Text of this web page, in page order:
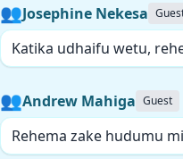
👥Josephine Nekesa
Katika udhaifu wetu,
👥Andrew Mahiga Guest
Rehema zake hudumu